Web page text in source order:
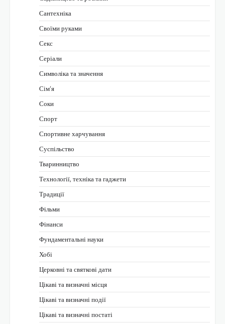
Сантехніка
Своїми руками
Секс
Серіали
Символіка та значення
Сім’я
Соки
Спорт
Спортивне харчування
Суспільство
Тваринництво
Технології, техніка та гаджети
Традиції
Фільми
Фінанси
Фундаментальні науки
Хобі
Церковні та святкові дати
Цікаві та визначні місця
Цікаві та визначні події
Цікаві та визначні постаті